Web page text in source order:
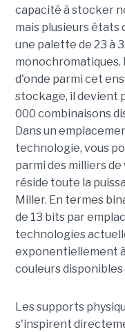
capacité à stocker
mais plusieurs états
une palette de 23 à
monochromatiques.
d'onde parmi cet
stockage, il devient
000 combinaisons
Dans un
technologie, vous
parmi des milliers de
réside toute la
Miller. En termes
de 13 bits par
technologies
exponentiellement
couleurs
Les supports
s'inspirent